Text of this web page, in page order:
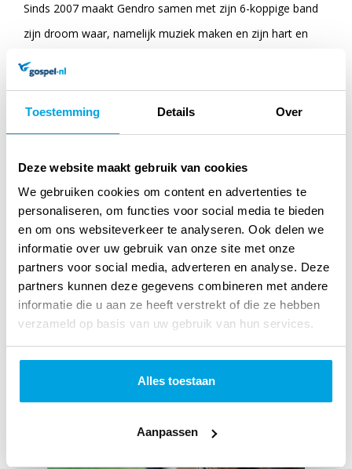
Toestemming Details Over
Deze website maakt gebruik van cookies
We gebruiken cookies om content en advertenties te
personaliseren, om functies voor social media te bieden
en om ons websiteverkeer te analyseren. Ook delen we
informatie over uw gebruik van onze site met onze
partners voor social media, adverteren en analyse. Deze
partners kunnen deze gegevens combineren met andere
informatie die u aan ze heeft verstrekt of die ze hebben
verzameld op basis van uw gebruik van hun services.
Alles toestaan
Aanpassen
Sinds 2007 maakt Gendro samen met zijn 6-koppige band
zijn droom waar, namelijk muziek maken en zijn hart en
passie voor God & Zijn liefde voor mensen delen met het
en stevige rock met creatieve arrangementen.
Sinds 2007 is Gendro samen met zijn 6-koppige band bezig
delen met zijn publiek. Op zijn debuut-CD 'By your grace'
hoor je een lekkere mix van van pop en stevige rock met
creatieve arrangementen en bekende nummers als 'In the
secret'en 'Because of your love' als ook het zelf geschreven
'You make me dance'. Een geweldige kennismaking met
een nieuwe veelbelovende band!
Klantenservice